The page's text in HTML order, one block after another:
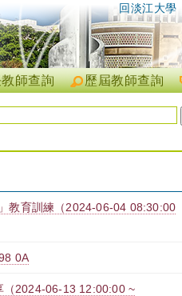
回淡江大學
歷屆教師查詢
師查詢
教育訓練（2024-06-04 08:30:00
0A
（2024-06-13 12:00:00 ~